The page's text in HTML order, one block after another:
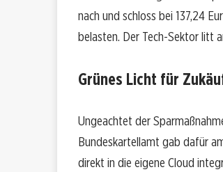
nach und schloss bei 137,24
belasten. Der Tech-Sektor litt
Grünes Licht für
Ungeachtet der
Bundeskartellamt gab dafür
direkt in die eigene Cloud